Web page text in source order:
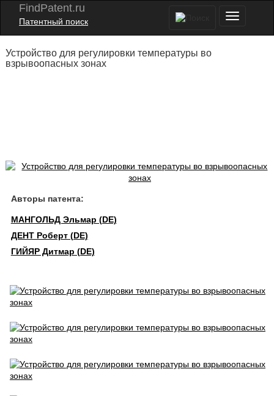
FindPatent.ru
Патентный поиск
Устройство для регулировки температуры во
взрывоопасных зонах
Авторы патента:
МАНГОЛЬД Эльмар (DE)
ДЕНТ Роберт (DE)
ГИЙЯР Дитмар (DE)